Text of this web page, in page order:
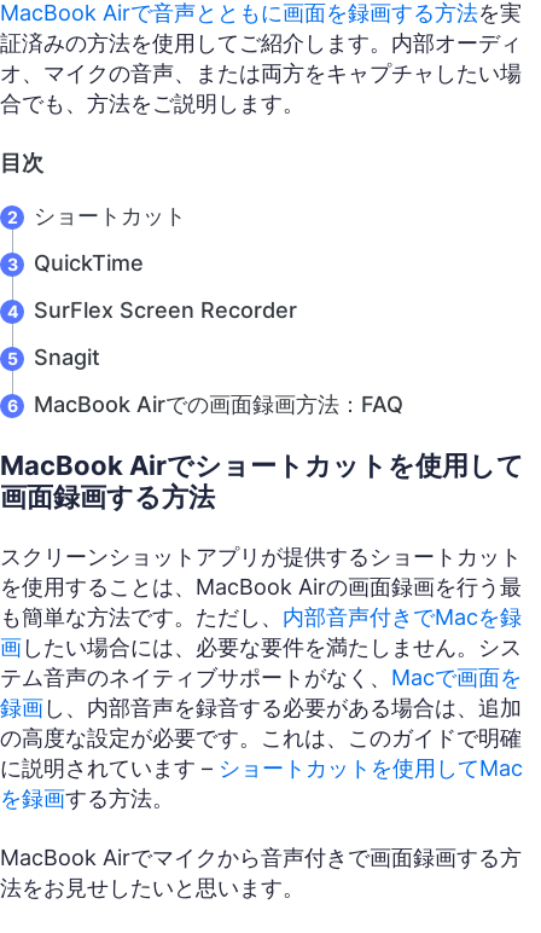
MacBook Airで音声とともに画面を録画する方法を実
証済みの方法を使用してご紹介します。内部オーディ
オ、マイクの音声、または両方をキャプチャしたい場
合でも、方法をご説明します。
目次
ショートカット
QuickTime
SurFlex Screen Recorder
Snagit
MacBook Airでの画面録画方法：FAQ
MacBook Airでショートカットを使用して
画面録画する方法
スクリーンショットアプリが提供するショートカット
を使用することは、MacBook Airの画面録画を行う最
も簡単な方法です。ただし、 内部音声付きでMacを録
画したい場合には、必要な要件を満たしません。シス
テム音声のネイティブサポートがなく、 Macで画面を
録画し、内部音声を録音する必要がある場合は、追加
の高度な設定が必要です。これは、このガイドで明確
に説明されています – ショートカットを使用してMac
を録画する方法。
MacBook Airでマイクから音声付きで画面録画する方
法をお見せしたいと思います。